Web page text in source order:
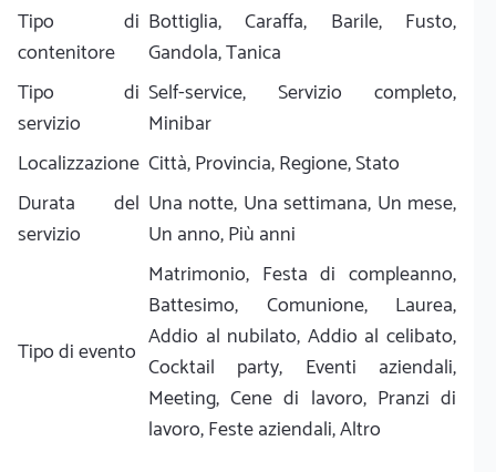
Tipo di
contenitore
Bottiglia, Caraffa, Barile, Fusto,
Gandola, Tanica
Tipo di
servizio
Self-service, Servizio completo,
Minibar
Localizzazione Città, Provincia, Regione, Stato
Durata del
servizio
Una notte, Una settimana, Un mese,
Un anno, Più anni
Tipo di evento
Matrimonio, Festa di compleanno,
Battesimo, Comunione, Laurea,
Addio al nubilato, Addio al celibato,
Cocktail party, Eventi aziendali,
Meeting, Cene di lavoro, Pranzi di
lavoro, Feste aziendali, Altro